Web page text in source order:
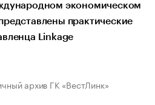
экономическом
практические
Linkage
архив ГК «ВестЛинк»